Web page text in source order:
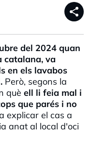
share
del 2024 quan
catalana, va
en els lavabos
Però, segons la
què ell li feia mal i
que parés i no
explicar el cas a
anat al local d'oci